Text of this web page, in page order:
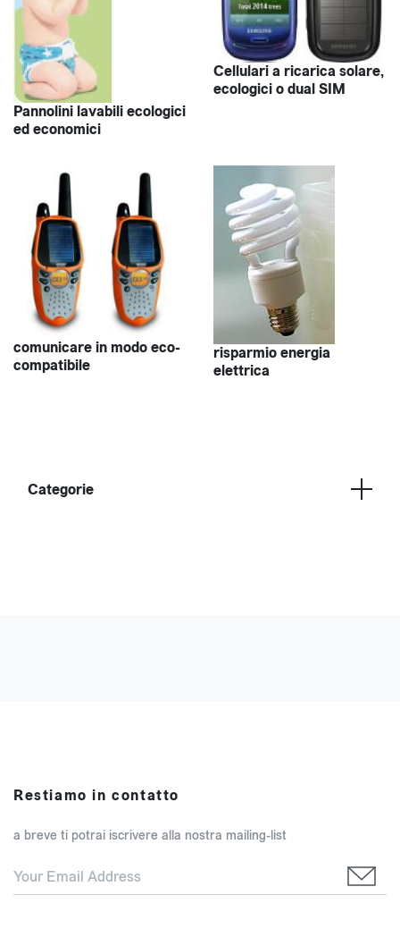
Pannolini lavabili ecologici
ed economici
Cellulari a ricarica solare,
ecologici o dual SIM
comunicare in modo eco-
compatibile
risparmio energia
elettrica
Categorie
Restiamo in contatto
a breve ti potrai iscrivere alla nostra mailing-list